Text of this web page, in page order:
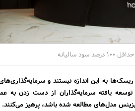
سالیانه
ریسک‌ها به این اندازه نیستند و
یافته سرمایه‌گذاران از دست زدن به
مدل‌های مطالعه شده باشد، پرهیز